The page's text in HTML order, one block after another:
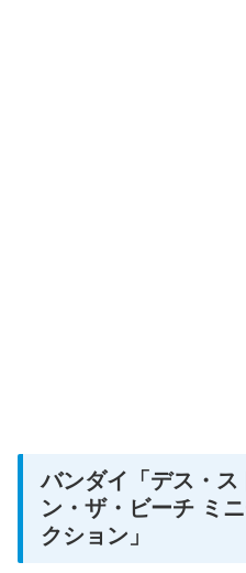
バンダイ 「デス・
ン・ザ・ビーチ ミ
クション」